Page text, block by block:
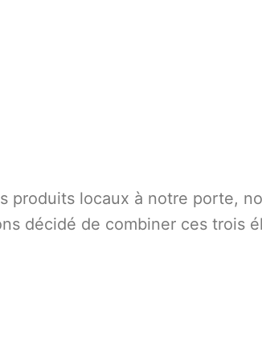
produits locaux à notre porte,
décidé de combiner ces trois